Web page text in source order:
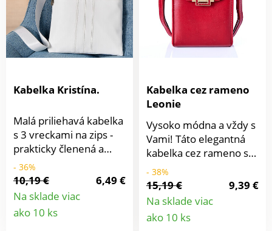
Kabelka Kristína.
Malá priliehavá kabelka
s 3 vreckami na zips -
prakticky členená a
úžasne priestranná.
Veľmi módna so
širokým ramenným
popruhom, ktorý
možno ľubovoľne
- 36%
10,19 €
6,49 €
Na sklade viac
ako 10 ks
Kabelka cez rameno
Leonie
Vysoko módna a vždy s
Vami! Táto elegantná
kabelka cez rameno s
magnetickým zámkom
má všetko: 2 hlavné
priehradky, 6
priehradiek na karty, 1
vonkajšiu priehradku
- 38%
15,19 €
9,39 €
Na sklade viac
ako 10 ks